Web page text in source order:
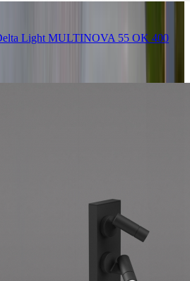
Light MULTINOVA 55 OK 400